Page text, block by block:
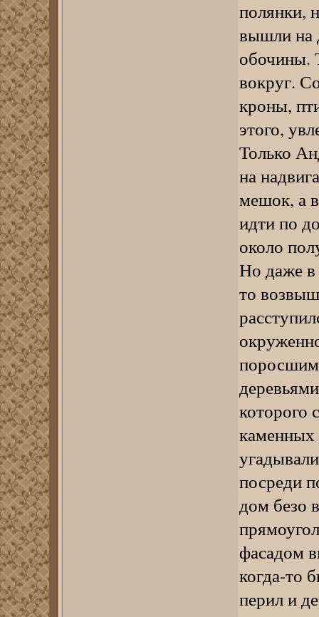
полянки,
вышли на
обочины.
вокруг.
кроны,
этого,
Только
на
мешок, а
идти по
около
Но даже в
то
поросшим
которого
каменных
посреди
дом безо
фасадом
когда-то
перил и